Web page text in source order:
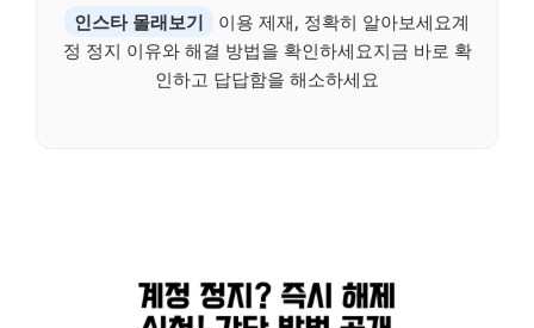
인스타 몰래보기
이용 제재, 정확히 알아보세요계
정 정지 이유와 해결 방법을 확인하세요지금 바로 확
인하고 답답함을 해소하세요